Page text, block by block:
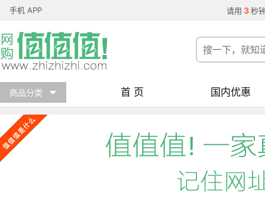
手机 APP 请用 3 秒
商品分类 首 页 国内优惠